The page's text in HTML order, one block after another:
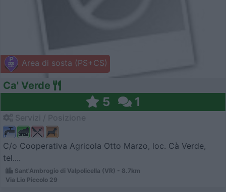
Area di sosta (PS+CS)
Ca' Verde
5 1
C/o Cooperativa Agricola Otto Marzo, loc. Cà Verde,
tel....
Sant'Ambrogio di Valpolicella (VR) - 8.7km
Via Lio Piccolo 29